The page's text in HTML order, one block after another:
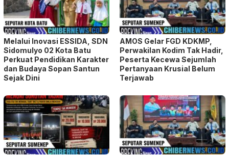
Melalui Inovasi ESSIDA, SDN
Sidomulyo 02 Kota Batu
Perkuat Pendidikan Karakter
dan Budaya Sopan Santun
Sejak Dini
AMOS Gelar FGD KDKMP,
Perwakilan Kodim Tak Hadir,
Peserta Kecewa Sejumlah
Pertanyaan Krusial Belum
Terjawab